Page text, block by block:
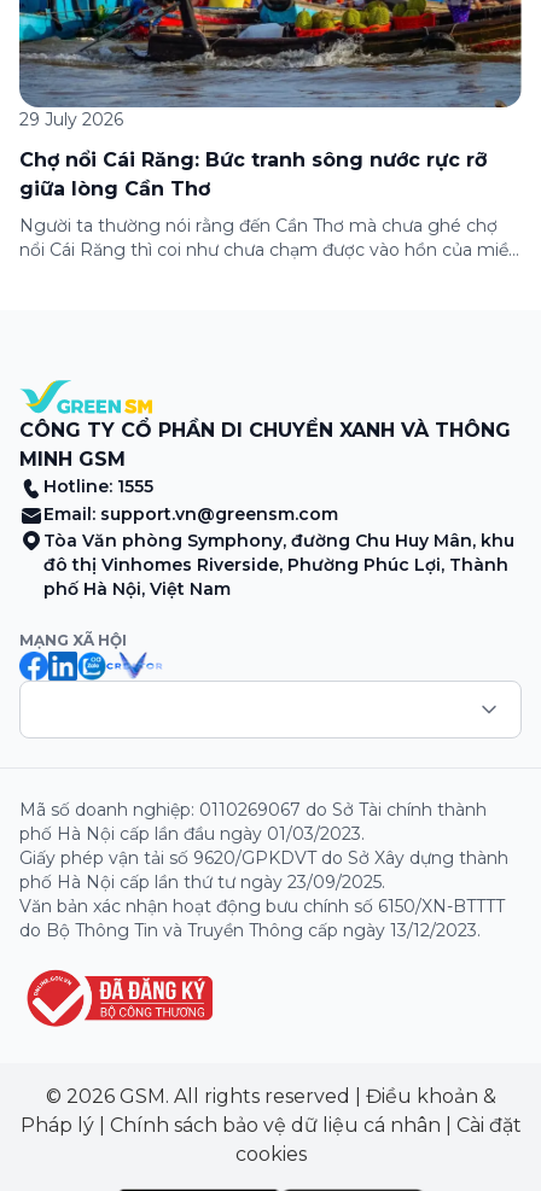
29 July 2026
Chợ nổi Cái Răng: Bức tranh sông nước rực rỡ
giữa lòng Cần Thơ
Người ta thường nói rằng đến Cần Thơ mà chưa ghé chợ
nổi Cái Răng thì coi như chưa chạm được vào hồn của miền
CÔNG TY CỔ PHẦN DI CHUYỂN XANH VÀ THÔNG
MINH GSM
Hotline: 1555
Email: support.vn@greensm.com
Tòa Văn phòng Symphony, đường Chu Huy Mân, khu
đô thị Vinhomes Riverside, Phường Phúc Lợi, Thành
phố Hà Nội, Việt Nam
MẠNG XÃ HỘI
Mã số doanh nghiệp: 0110269067 do Sở Tài chính thành
phố Hà Nội cấp lần đầu ngày 01/03/2023.
Giấy phép vận tải số 9620/GPKDVT do Sở Xây dựng thành
phố Hà Nội cấp lần thứ tư ngày 23/09/2025.
Văn bản xác nhận hoạt động bưu chính số 6150/XN-BTTTT
do Bộ Thông Tin và Truyền Thông cấp ngày 13/12/2023.
© 2026 GSM. All rights reserved
Điều khoản &
Pháp lý| Chính sách bảo vệ dữ liệu cá nhân
Cài đặt
cookies